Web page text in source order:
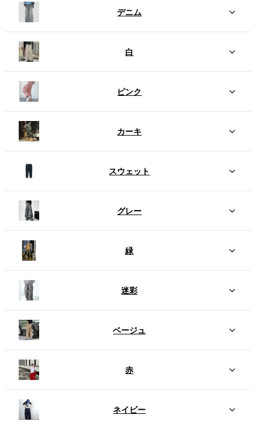
デニム
白
ピンク
カーキ
スウェット
グレー
緑
迷彩
ベージュ
赤
ネイビー